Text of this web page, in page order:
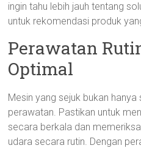
ingin tahu lebih jauh tentang
untuk rekomendasi produk
Perawatan
Optimal
Mesin yang sejuk bukan
perawatan. Pastikan untuk
secara berkala dan
udara secara rutin. Dengan